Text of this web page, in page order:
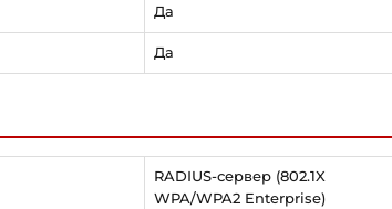
Да
Да
RADIUS-сервер (802.1X
WPA/WPA2 Enterprise)